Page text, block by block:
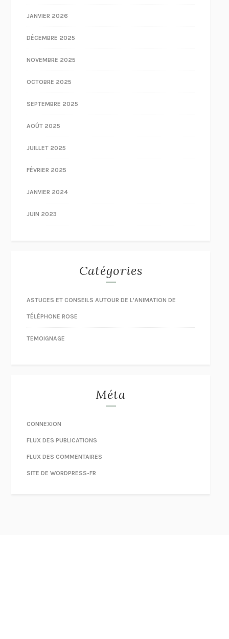
JANVIER 2026
DÉCEMBRE 2025
NOVEMBRE 2025
OCTOBRE 2025
SEPTEMBRE 2025
AOÛT 2025
JUILLET 2025
FÉVRIER 2025
JANVIER 2024
JUIN 2023
Catégories
ASTUCES ET CONSEILS AUTOUR DE L'ANIMATION DE
TÉLÉPHONE ROSE
TEMOIGNAGE
Méta
CONNEXION
FLUX DES PUBLICATIONS
FLUX DES COMMENTAIRES
SITE DE WORDPRESS-FR